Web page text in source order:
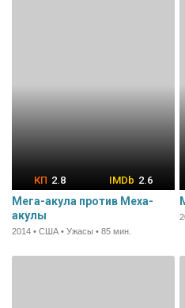
2.8 2.6
Мега-акула против Меха-
акулы
2014 • США • Ужасы • 85 мин.